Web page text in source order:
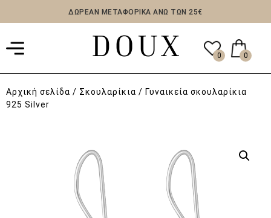
ΔΩΡΕΑΝ ΜΕΤΑΦΟΡΙΚΑ ΑΝΩ ΤΩΝ 25€
0 0
Αρχική σελίδα / Σκουλαρίκια / Γυναικεία σκουλαρίκια
925 Silver